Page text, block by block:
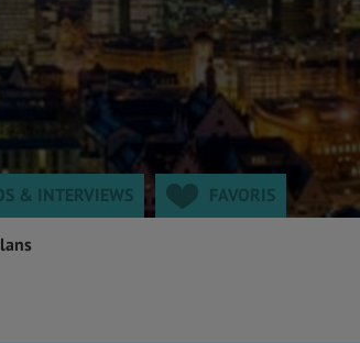
& INTERVIEWS FAVORIS